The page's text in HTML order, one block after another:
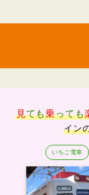
見ても乗っても
イン
いちご電車